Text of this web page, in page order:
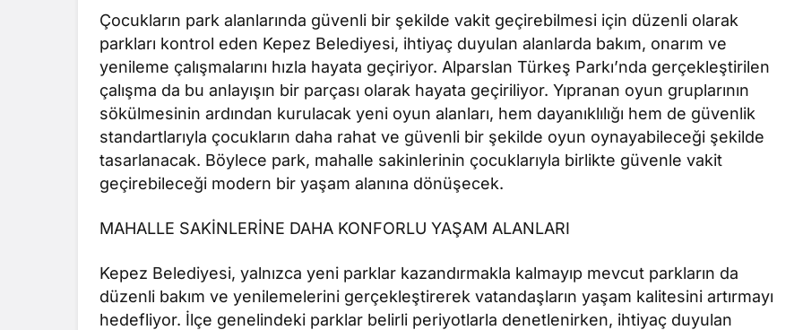
Çocukların park alanlarında güvenli bir şekilde vakit geçirebilmesi için düzenli olarak
parkları kontrol eden Kepez Belediyesi, ihtiyaç duyulan alanlarda bakım, onarım ve
yenileme çalışmalarını hızla hayata geçiriyor. Alparslan Türkeş Parkı’nda gerçekleştirilen
çalışma da bu anlayışın bir parçası olarak hayata geçiriliyor. Yıpranan oyun gruplarının
sökülmesinin ardından kurulacak yeni oyun alanları, hem dayanıklılığı hem de güvenlik
standartlarıyla çocukların daha rahat ve güvenli bir şekilde oyun oynayabileceği şekilde
tasarlanacak. Böylece park, mahalle sakinlerinin çocuklarıyla birlikte güvenle vakit
geçirebileceği modern bir yaşam alanına dönüşecek.
MAHALLE SAKİNLERİNE DAHA KONFORLU YAŞAM ALANLARI
Kepez Belediyesi, yalnızca yeni parklar kazandırmakla kalmayıp mevcut parkların da
düzenli bakım ve yenilemelerini gerçekleştirerek vatandaşların yaşam kalitesini artırmayı
hedefliyor. İlçe genelindeki parklar belirli periyotlarla denetlenirken, ihtiyaç duyulan